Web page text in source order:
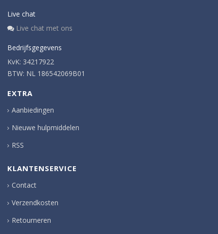
Live chat
Live chat met ons
Bedrijfsgegevens
KvK: 34217922
BTW: NL 186542069B01
EXTRA
Aanbiedingen
Nieuwe hulpmiddelen
RSS
KLANTENSERVICE
Contact
Verzendkosten
Retourneren